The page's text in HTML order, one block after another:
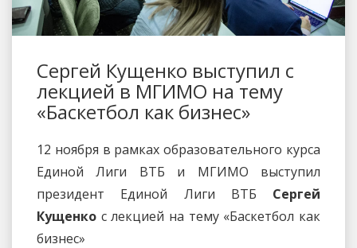
Сергей Кущенко выступил с
лекцией в МГИМО на тему
«Баскетбол как бизнес»
12 ноября в рамках образовательного курса
Единой Лиги ВТБ и МГИМО выступил
президент Единой Лиги ВТБ Сергей
Кущенко с лекцией на тему «Баскетбол как
бизнес»